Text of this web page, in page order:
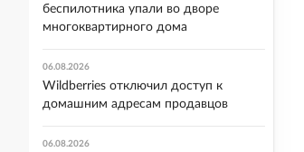
беспилотника упали во дворе
многоквартирного дома
06.08.2026
Wildberries отключил доступ к
домашним адресам продавцов
06.08.2026